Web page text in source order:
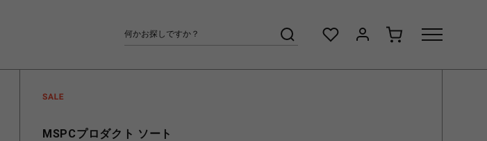
MSPCプロダクト ソート